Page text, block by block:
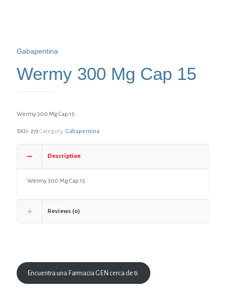
Gabapentina
Wermy 300 Mg Cap 15
Wermy 300 Mg Cap 15
SKU: 273 Category: Gabapentina
Description
Wermy 300 Mg Cap 15
Reviews (0)
Encuentra una Farmacia GEN cerca de ti.